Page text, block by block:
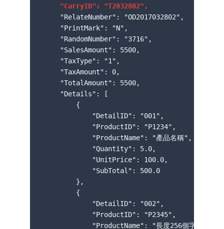
"CarryID": "T2032802",
     "RelateNumber": "OD2017032802",
     "PrintMark": "N",
     "RandomNumber": "3716",
     "SalesAmount": 5500,
     "TaxType": "1",
     "TaxAmount": 0,
     "TotalAmount": 5500,
     "Details": [
         {
             "DetailID": "001",
             "ProductID": "P1234",
             "ProductName": "產品名稱",
             "Quantity": 5.0,
             "UnitPrice": 100.0,
             "SubTotal": 500.0
         },
         {
             "DetailID": "002",
             "ProductID": "P2345",
             "ProductName": "長度256個字",